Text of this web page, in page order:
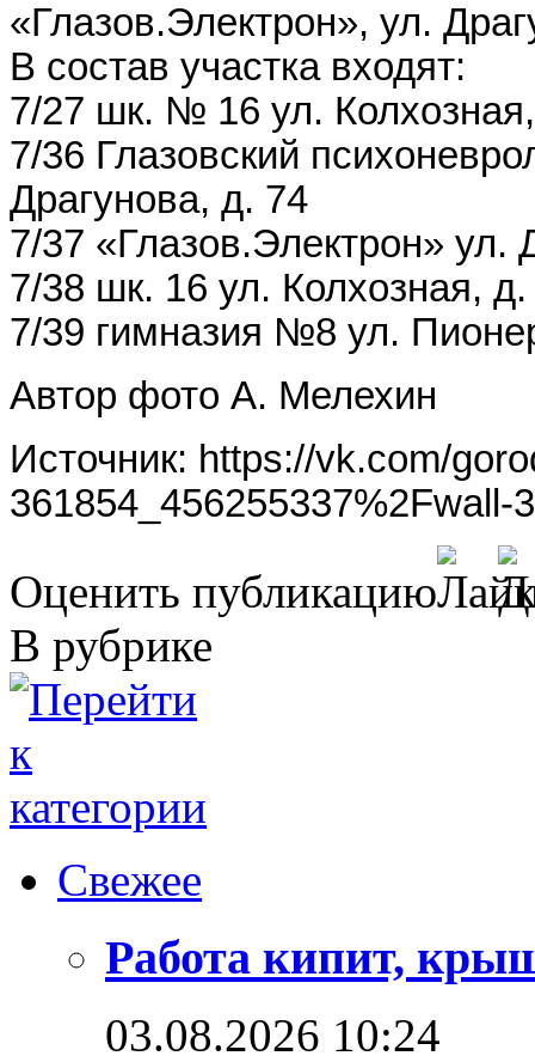
«Глазов.Электрон», ул.
В состав участка входят:
7/27 шк. № 16 ул.
7/36 Глазовский
Драгунова, д. 74
7/37 «Глазов.Электрон» ул.
7/38 шк. 16 ул. Колхозная,
7/39 гимназия №8 ул.
Автор фото А. Мелехин
Источник: https://vk.com/
361854_456255337%2Fwall-
Оценить публикацию
В рубрике
Свежее
Работа кипит,
03.08.2026 10:24